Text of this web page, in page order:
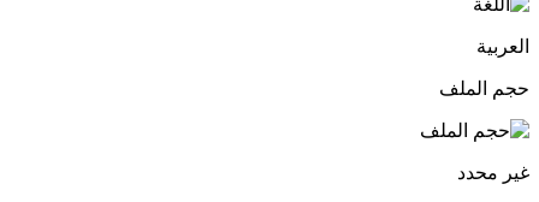
العربية
حجم الملف
غير محدد